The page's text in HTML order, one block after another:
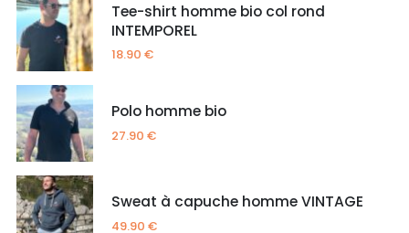
Tee-shirt homme bio col rond
INTEMPOREL
18.90 €
Polo homme bio
27.90 €
Sweat à capuche homme VINTAGE
49.90 €